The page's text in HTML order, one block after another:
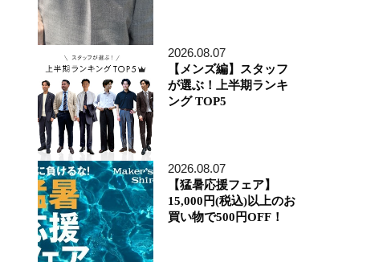
池袋ショッピングパーク店
その他の都道府県
札幌アピア店
仙台シリウス・一番町店
CoCoLo新潟店
名古屋店
京都四条烏丸 三井ビル店
大阪うめきた店
MEN'S 神戸北野坂店
博多深見パークビルディング店
その他
オンラインショップ
商品企画部
人事部（採用）
プレス
貞末奈名子
2026.08.07
【メンズ編】スタッフ
が選ぶ！上半期ランキ
ング TOP5
2026.08.07
【猛暑応援フェア】
15,000円(税込)以上のお
買い物で500円OFF！